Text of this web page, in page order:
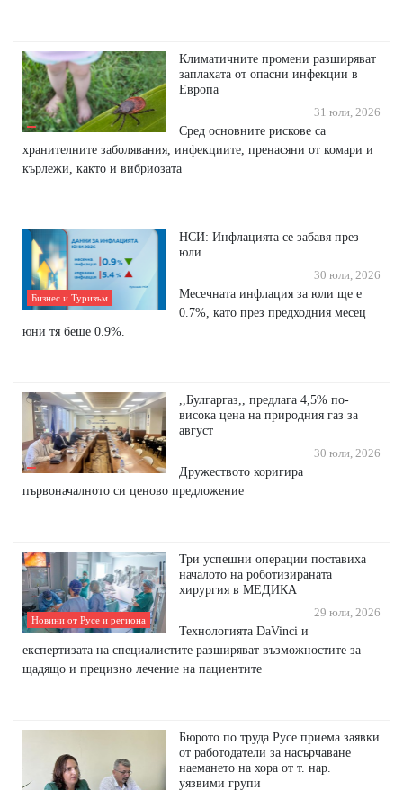
Климатичните промени разширяват
заплахата от опасни инфекции в
Европа
31 юли, 2026
Сред основните рискове са
хранителните заболявания, инфекциите, пренасяни от комари и
кърлежи, както и вибриозата
Бизнес и Туризъм
НСИ: Инфлацията се забавя през
юли
30 юли, 2026
Mесечната инфлация за юли ще е
0.7%, като през предходния месец
юни тя беше 0.9%.
,,Булгаргаз,, предлага 4,5% по-
висока цена на природния газ за
август
30 юли, 2026
Дружеството коригира
първоначалното си ценово предложение
Новини от Русе и региона
Три успешни операции поставиха
началото на роботизираната
хирургия в МЕДИКА
29 юли, 2026
Технологията DaVinci и
експертизата на специалистите разширяват възможностите за
щадящо и прецизно лечение на пациентите
Бюрото по труда Русе приема заявки
от работодатели за насърчаване
наемането на хора от т. нар.
уязвими групи